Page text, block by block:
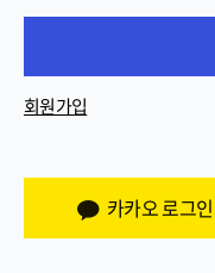
회원가입
카카오 로그인